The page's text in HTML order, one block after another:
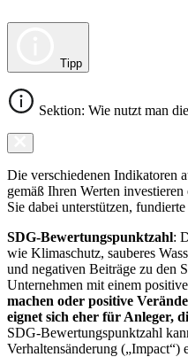
Tipp
Sektion: Wie nutzt man
Die verschiedenen Indikatoren
gemäß Ihren Werten
Sie dabei unterstützen,
SDG-Bewertungspunktzahl:
wie Klimaschutz, sauberes
und negativen Beiträge zu den
Unternehmen mit einem
machen oder positive
eignet sich eher für Anleger,
SDG-Bewertungspunktzahl
Verhaltensänderung („Impact“)